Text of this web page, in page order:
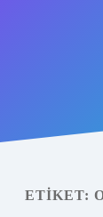
Yasal
ETIKET: